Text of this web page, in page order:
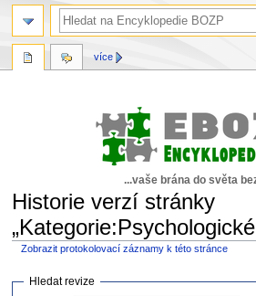
...vaše brána do světa
Historie verzí stránky
Zobrazit protokolovací záznamy k této stránce
Skočit
Skočit
Hledat revize
více